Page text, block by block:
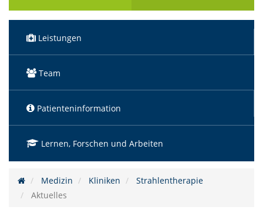
Leistungen
Team
Patienteninformation
Lernen, Forschen und Arbeiten
Medizin Kliniken
Strahlentherapie
Aktuelles